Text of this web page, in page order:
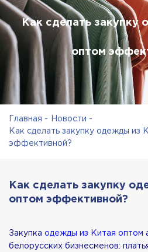
Как сделать закупку
оптом
Главная
Новости
Как сделать закупку одежды из
эффективной?
Как сделать закупку
оптом эффективной?
Закупка одежды из Китая оптом
белорусских бизнесменов: